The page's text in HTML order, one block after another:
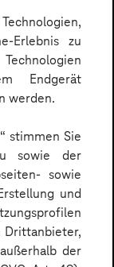
Erlebnis zu
Endgerät
werden.
stimmen Sie
sowie der
sowie
und
Drittanbieter,
der
mit